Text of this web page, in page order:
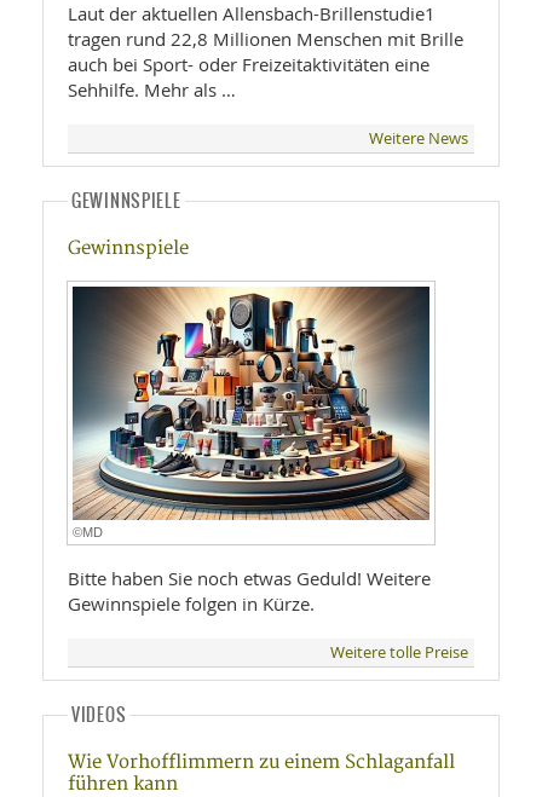
Laut der aktuellen Allensbach-Brillenstudie1
tragen rund 22,8 Millionen Menschen mit Brille
auch bei Sport- oder Freizeitaktivitäten eine
Sehhilfe. Mehr als …
Weitere News
GEWINNSPIELE
Gewinnspiele
©MD
Bitte haben Sie noch etwas Geduld! Weitere
Gewinnspiele folgen in Kürze.
Weitere tolle Preise
VIDEOS
Wie Vorhofflimmern zu einem Schlaganfall
führen kann